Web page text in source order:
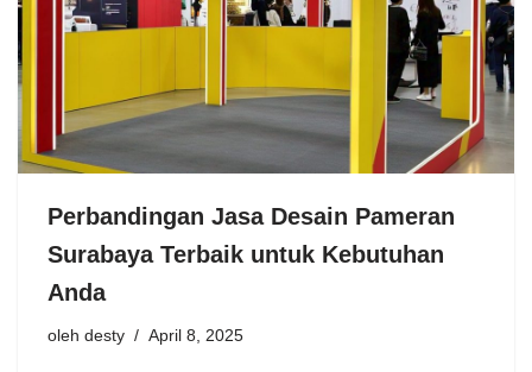
Perbandingan Jasa Desain Pameran
Surabaya Terbaik untuk Kebutuhan
Anda
oleh desty April 8, 2025